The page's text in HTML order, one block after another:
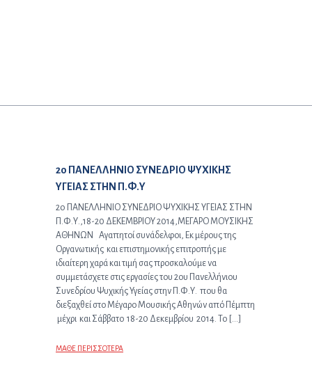
Προηγούμενο άρθρο:
2o ΠΑΝΕΛΛΗΝΙΟ ΣΥΝΕΔΡΙΟ ΨΥΧΙΚΗΣ
ΥΓΕΙΑΣ ΣΤΗΝ Π.Φ.Υ
2o ΠΑΝΕΛΛΗΝΙΟ ΣΥΝΕΔΡΙΟ ΨΥΧΙΚΗΣ ΥΓΕΙΑΣ ΣΤΗΝ
Π.Φ.Υ.,18-20 ΔΕΚEΜΒΡΙΟΥ 2014,ΜΕΓΑΡΟ ΜΟΥΣΙΚΗΣ
ΑΘΗΝΩΝ Αγαπητοί συνάδελφοι, Εκ μέρους της
Οργανωτικής και επιστημονικής επιτροπής με
ιδιαίτερη χαρά και τιμή σας προσκαλούμε να
συμμετάσχετε στις εργασίες του 2ου Πανελλήνιου
Συνεδρίου Ψυχικής Υγείας στην Π.Φ.Υ. που θα
διεξαχθεί στο Μέγαρο Μουσικής Αθηνών από Πέμπτη
μέχρι και Σάββατο 18-20 Δεκεμβρίου 2014. Το […]
ΜΑΘΕ ΠΕΡΙΣΣΟΤΕΡΑ